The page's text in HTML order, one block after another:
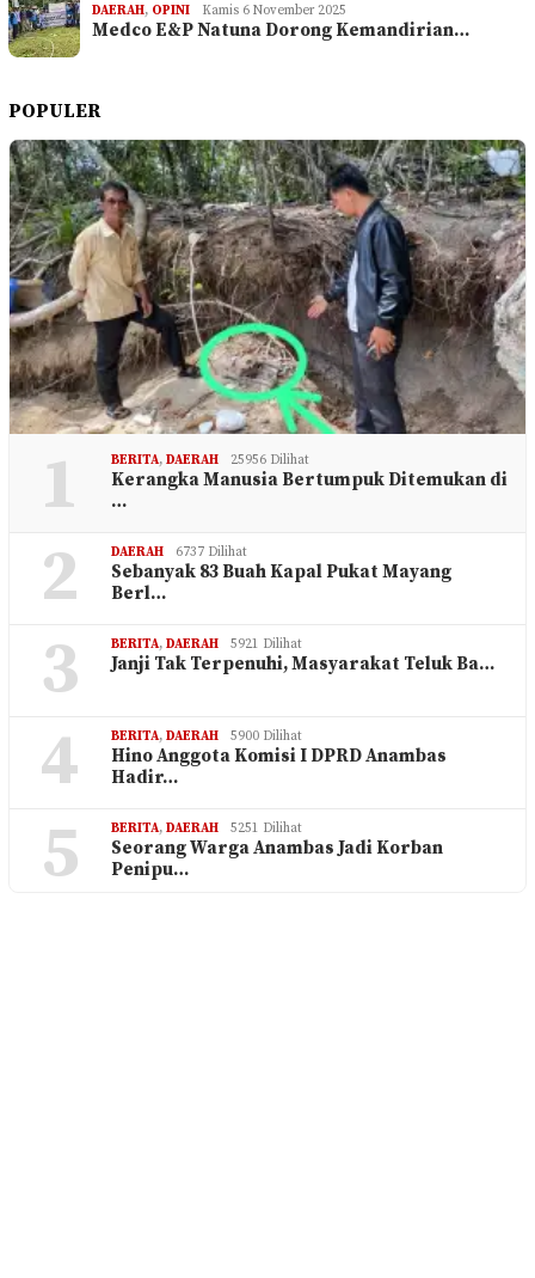
DAERAH, OPINI Kamis 6 November 2025
Medco E&P Natuna Dorong Kemandirian…
POPULER
1 BERITA, DAERAH 25956 Dilihat
Kerangka Manusia Bertumpuk Ditemukan di
…
2 DAERAH 6737 Dilihat
Sebanyak 83 Buah Kapal Pukat Mayang
Berl…
3 BERITA, DAERAH 5921 Dilihat
Janji Tak Terpenuhi, Masyarakat Teluk Ba…
4 BERITA, DAERAH 5900 Dilihat
Hino Anggota Komisi I DPRD Anambas
Hadir…
5 BERITA, DAERAH 5251 Dilihat
Seorang Warga Anambas Jadi Korban
Penipu…